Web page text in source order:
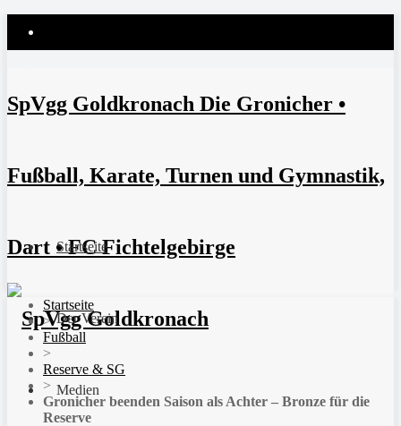
SpVgg Goldkronach Die Gronicher •
Fußball, Karate, Turnen und Gymnastik,
Dart • FC Fichtelgebirge
Startseite
Der Verein
Medien
Startseite
>
Fußball
>
Reserve & SG
>
Gronicher beenden Saison als Achter – Bronze für die
Reserve